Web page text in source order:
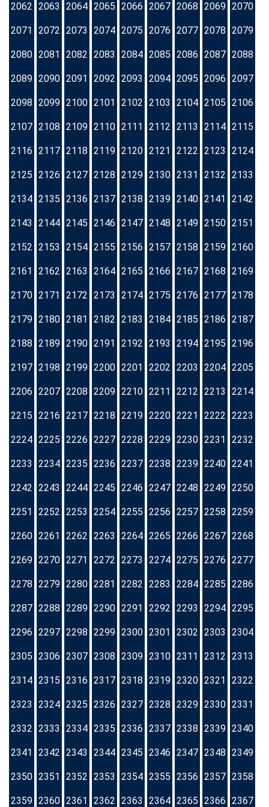
2062 2063 2064 2065 2066 2067 2068 2069 2070
2071 2072 2073 2074 2075 2076 2077 2078 2079
2080 2081 2082 2083 2084 2085 2086 2087 2088
2089 2090 2091 2092 2093 2094 2095 2096 2097
2098 2099 2100 2101 2102 2103 2104 2105 2106
2107 2108 2109 2110 2111 2112 2113 2114 2115
2116 2117 2118 2119 2120 2121 2122 2123 2124
2125 2126 2127 2128 2129 2130 2131 2132 2133
2134 2135 2136 2137 2138 2139 2140 2141 2142
2143 2144 2145 2146 2147 2148 2149 2150 2151
2152 2153 2154 2155 2156 2157 2158 2159 2160
2161 2162 2163 2164 2165 2166 2167 2168 2169
2170 2171 2172 2173 2174 2175 2176 2177 2178
2179 2180 2181 2182 2183 2184 2185 2186 2187
2188 2189 2190 2191 2192 2193 2194 2195 2196
2197 2198 2199 2200 2201 2202 2203 2204 2205
2206 2207 2208 2209 2210 2211 2212 2213 2214
2215 2216 2217 2218 2219 2220 2221 2222 2223
2224 2225 2226 2227 2228 2229 2230 2231 2232
2233 2234 2235 2236 2237 2238 2239 2240 2241
2242 2243 2244 2245 2246 2247 2248 2249 2250
2251 2252 2253 2254 2255 2256 2257 2258 2259
2260 2261 2262 2263 2264 2265 2266 2267 2268
2269 2270 2271 2272 2273 2274 2275 2276 2277
2278 2279 2280 2281 2282 2283 2284 2285 2286
2287 2288 2289 2290 2291 2292 2293 2294 2295
2296 2297 2298 2299 2300 2301 2302 2303 2304
2305 2306 2307 2308 2309 2310 2311 2312 2313
2314 2315 2316 2317 2318 2319 2320 2321 2322
2323 2324 2325 2326 2327 2328 2329 2330 2331
2332 2333 2334 2335 2336 2337 2338 2339 2340
2341 2342 2343 2344 2345 2346 2347 2348 2349
2350 2351 2352 2353 2354 2355 2356 2357 2358
2359 2360 2361 2362 2363 2364 2365 2366 2367